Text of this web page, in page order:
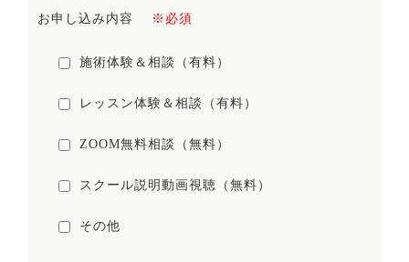
お申し込み内容 ※必須
施術体験＆相談（有料）
レッスン体験＆相談（有料）
ZOOM無料相談（無料）
スクール説明動画視聴（無料）
その他